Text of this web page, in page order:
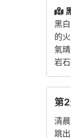
黑
的
氣
岩
第
清
跳